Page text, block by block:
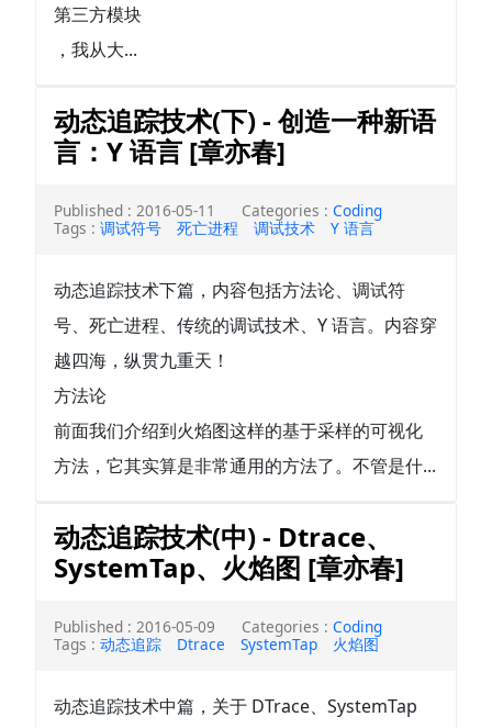
第三方模块
，我从大...
动态追踪技术(下) - 创造一种新语
言：Y 语言 [章亦春]
Published : 2016-05-11 Categories : Coding
Tags : 调试符号 死亡进程 调试技术 Y 语言
动态追踪技术下篇，内容包括方法论、调试符
号、死亡进程、传统的调试技术、Y 语言。内容穿
越四海，纵贯九重天！
方法论
前面我们介绍到火焰图这样的基于采样的可视化
方法，它其实算是非常通用的方法了。不管是什...
动态追踪技术(中) - Dtrace、
SystemTap、火焰图 [章亦春]
Published : 2016-05-09 Categories : Coding
Tags : 动态追踪 Dtrace SystemTap 火焰图
动态追踪技术中篇，关于 DTrace、SystemTap